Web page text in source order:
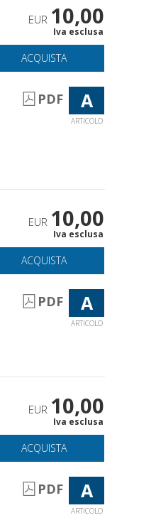
EUR 10,00
Iva esclusa
ACQUISTA
PDF A
ARTICOLO
EUR 10,00
Iva esclusa
ACQUISTA
PDF A
ARTICOLO
EUR 10,00
Iva esclusa
ACQUISTA
PDF A
ARTICOLO